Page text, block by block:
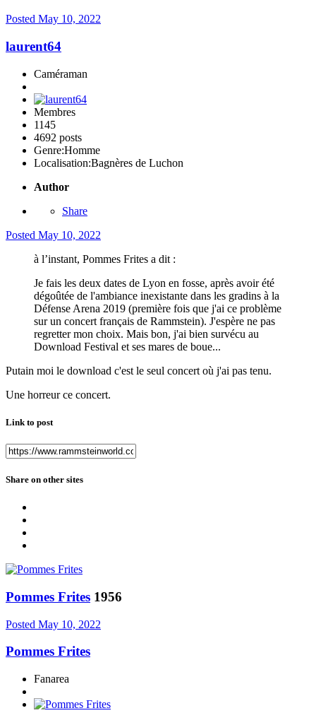
Posted May 10, 2022
laurent64
Caméraman
Membres
1145
4692 posts
Genre:Homme
Localisation:Bagnères de Luchon
Author
Share
Posted May 10, 2022
à l’instant, Pommes Frites a dit :
Je fais les deux dates de Lyon en fosse, après avoir été
dégoûtée de l'ambiance inexistante dans les gradins à la
Défense Arena 2019 (première fois que j'ai ce problème
sur un concert français de Rammstein). J'espère ne pas
regretter mon choix. Mais bon, j'ai bien survécu au
Download Festival et ses mares de boue...
Putain moi le download c'est le seul concert où j'ai pas tenu.
Une horreur ce concert.
Link to post
Share on other sites
Pommes Frites 1956
Posted May 10, 2022
Pommes Frites
Fanarea